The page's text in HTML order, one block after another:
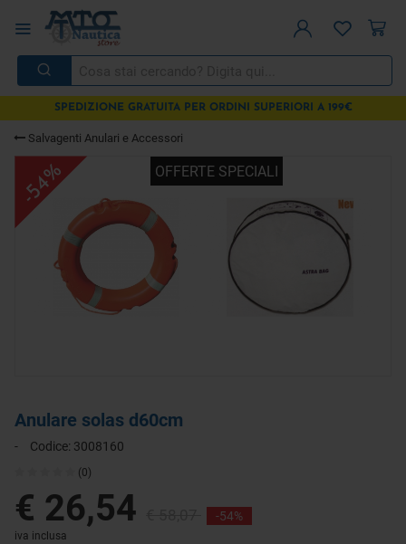
SPEDIZIONE GRATUITA PER ORDINI SUPERIORI A 199€
Salvagenti Anulari e Accessori
OFFERTE SPECIALI
-54%
Anulare solas d60cm
- Codice: 3008160
(0)
€ 26,54 -54%
iva inclusa